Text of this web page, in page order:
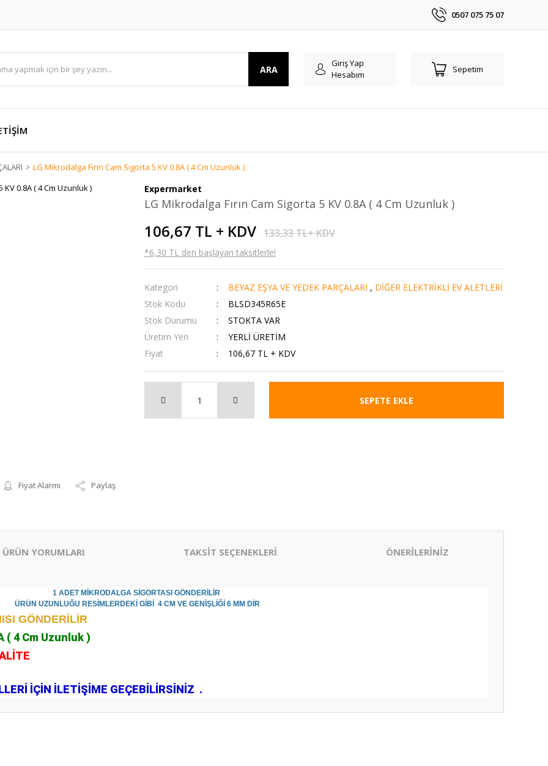
0507 075 75 07
ARA
Giriş Yap
Hesabım
Sepetim
LG Mikrodalga Fırın Cam Sigorta 5 KV 0.8A ( 4 Cm Uzunluk )
Fiyat Alarmı Paylaş
Expermarket
LG Mikrodalga Fırın Cam Sigorta 5 KV 0.8A ( 4 Cm Uzunluk )
106,67 TL + KDV 133,33 TL+ KDV
*6,30 TL den başlayan taksitlerle!
Kategori BEYAZ EŞYA VE YEDEK PARÇALARI , DİĞER ELEKTRİKLİ EV ALETLERİ
Stok Kodu
BLSD345R65E
Stok Durumu
STOKTA VAR
Üretim Yeri
YERLİ ÜRETİM
Fiyat
106,67 TL + KDV
SEPETE EKLE
ÜRÜN YORUMLARI TAKSİT SEÇENEKLERİ ÖNERİLERİNİZ
1 ADET MİKRODALGA SİGORTASI GÖNDERİLİR
ÜRÜN UZUNLUĞU RESİMLERDEKİ GİBİ 4 CM VE GENİŞLİĞİ 6 MM DİR
GÖNDERİLİR
( 4 Cm Uzunluk )
İÇİN İLETİŞİME GEÇEBİLİRSİNİZ .